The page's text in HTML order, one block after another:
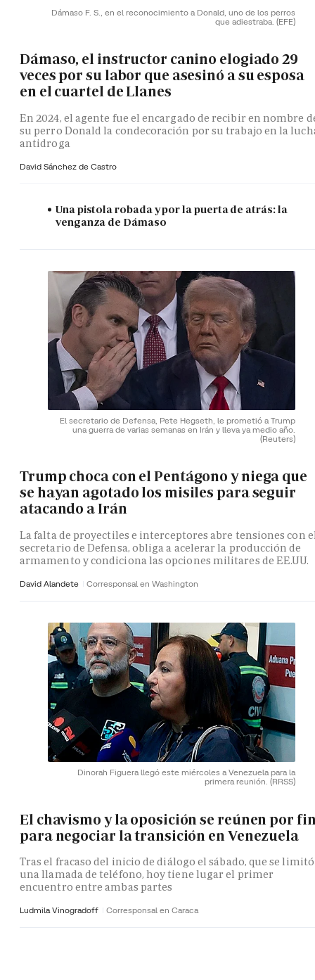
Dámaso F. S., en el reconocimiento a Donald, uno de los perros
que adiestraba. (EFE)
Dámaso, el instructor canino elogiado 29
veces por su labor que asesinó a su esposa
en el cuartel de Llanes
En 2024, el agente fue el encargado de recibir en nombre
su perro Donald la condecoración por su trabajo en la
antidroga
David Sánchez de Castro
Una pistola robada y por la puerta de atrás: la
venganza de Dámaso
El secretario de Defensa, Pete Hegseth, le prometió a Trump
una guerra de varias semanas en Irán y lleva ya medio año.
(Reuters)
Trump choca con el Pentágono y niega que
se hayan agotado los misiles para seguir
atacando a Irán
La falta de proyectiles e interceptores abre tensiones con
secretario de Defensa, obliga a acelerar la producción de
armamento y condiciona las opciones militares de EE.UU.
David Alandete Corresponsal en Washington
Dinorah Figuera llegó este miércoles a Venezuela para la
primera reunión. (RRSS)
El chavismo y la oposición se reúnen por
para negociar la transición en Venezuela
Tras el fracaso del inicio de diálogo el sábado, que se
una llamada de teléfono, hoy tiene lugar el primer
encuentro entre ambas partes
Ludmila Vinogradoff Corresponsal en Caraca